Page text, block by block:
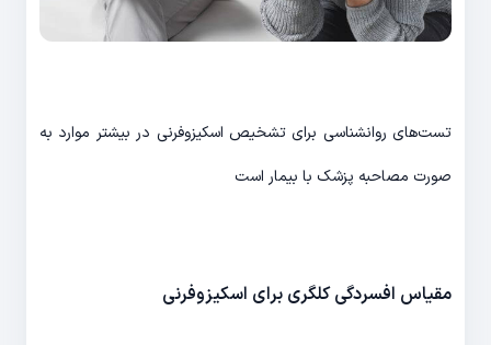
تست‌های روانشناسی برای تشخیص اسکیزوفرنی در بیشتر موارد به
صورت مصاحبه پزشک با بیمار است
مقیاس افسردگی کلگری برای اسکیزوفرنی